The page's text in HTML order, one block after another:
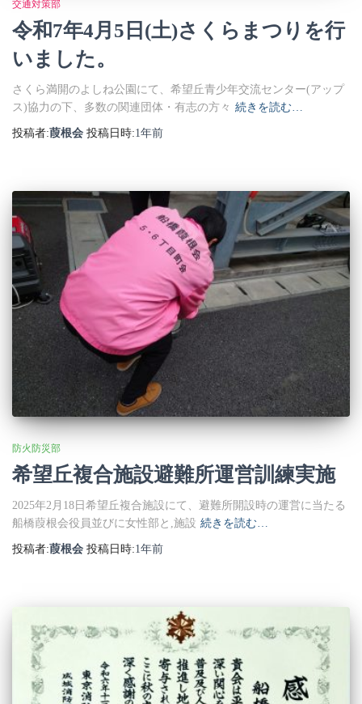
交通対策部
令和7年4月5日(土)さくらまつりを行
いました。
さくら満開のよしね公園にて、希望丘青少年交流センター(アップ
ス)協力の下、多数の関連団体・有志の方々 続きを読む…
投稿者:葭根会 投稿日時:1年前
防火防災部
希望丘複合施設避難所運営訓練実施
2025年2月18日希望丘複合施設にて、避難所開設時の運営に当たる
船橋葭根会役員並びに女性部と,施設 続きを読む…
投稿者:葭根会 投稿日時:1年前